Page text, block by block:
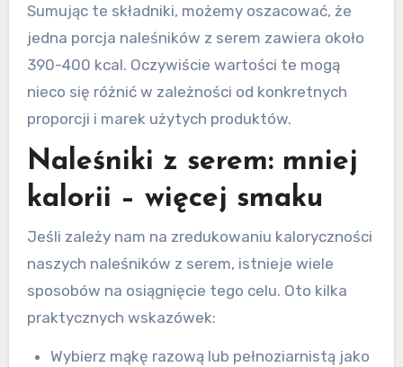
Sumując te składniki, możemy oszacować, że
jedna porcja naleśników z serem zawiera około
390-400 kcal. Oczywiście wartości te mogą
nieco się różnić w zależności od konkretnych
proporcji i marek użytych produktów.
Naleśniki z serem: mniej
kalorii – więcej smaku
Jeśli zależy nam na zredukowaniu kaloryczności
naszych naleśników z serem, istnieje wiele
sposobów na osiągnięcie tego celu. Oto kilka
praktycznych wskazówek:
Wybierz mąkę razową lub pełnoziarnistą jako